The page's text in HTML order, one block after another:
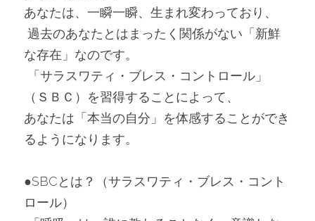
あなたは、一瞬一瞬、生まれ変わっており、
な存在」なのです。
（ＳＢＣ）を習得することによって、
あなたは「本当の自分」を体感することができ
るようになります。
●SBCとは？（サラスワティ・ブレス・コント
ロール）